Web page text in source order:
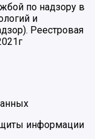
по надзору в
и
Реестровая
информации